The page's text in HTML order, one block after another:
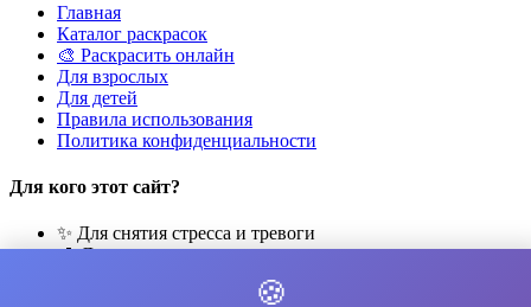
Главная
Каталог раскрасок
🎨 Раскрасить онлайн
Для взрослых
Для детей
Правила использования
Политика конфиденциальности
Для кого этот сайт?
✨ Для снятия стресса и тревоги
🎨 Для развития креативности
🧘 Для медитации и расслабления
👨‍👩‍👧‍👦 Для семейного досуга
🍪